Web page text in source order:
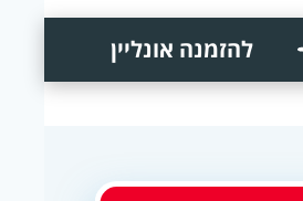
להזמנה אונליין